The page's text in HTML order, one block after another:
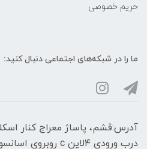
حریم خصوصی
ما را در شبکه‌های اجتماعی دنبال کنید:
آدرس:قشم، پاساژ معراج کنار
درب ورودی ۴لاین c روبروی اسانسور پلاک۱۴۳7 دنیای جهاز